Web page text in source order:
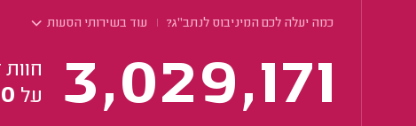
כמה יעלה לכם המיניבוס לנתב"ג? עוד בשירותי הסעות
3,029,171
על